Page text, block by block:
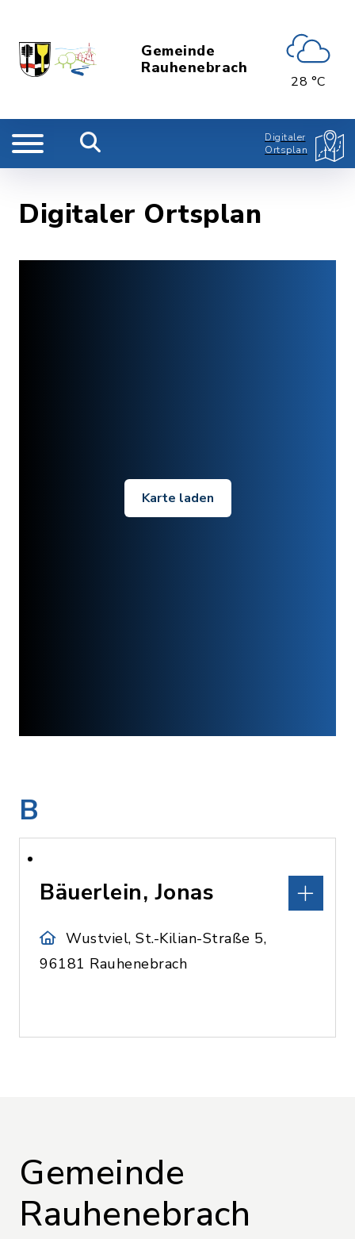
Gemeinde
Rauhenebrach
28 °C
Digitaler
Ortsplan
Digitaler Ortsplan
Karte laden
B
Bäuerlein, Jonas
Wustviel, St.-Kilian-Straße 5,
96181 Rauhenebrach
Gemeinde
Rauhenebrach